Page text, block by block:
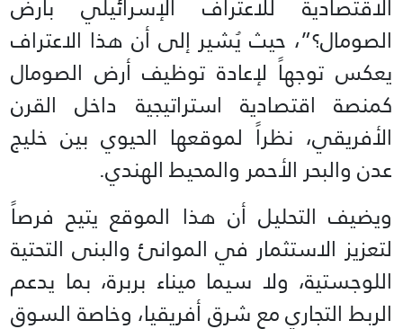
الصومال؟”، حيث يُشير إلى أن هذا الاعتراف
يعكس توجهاً لإعادة توظيف أرض الصومال
كمنصة اقتصادية استراتيجية داخل القرن
الأفريقي، نظراً لموقعها الحيوي بين خليج
عدن والبحر الأحمر والمحيط الهندي.
ويضيف التحليل أن هذا الموقع يتيح فرصاً
لتعزيز الاستثمار في الموانئ والبنى التحتية
اللوجستية، ولا سيما ميناء بربرة، بما يدعم
الربط التجاري مع شرق أفريقيا، وخاصة السوق